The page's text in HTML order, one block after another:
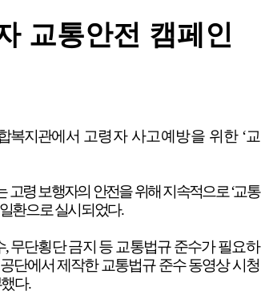
교통안전 캠페인
복지관에서 고령자 사고예방을 위한 ‘교
고령 보행자의 안전을 위해 지속적으로‘교통
환으로 실시되었다.
,무단횡단 금지 등 교통법규 준수가 필요하
단에서 제작한 교통법규 준수 동영상 시청
다.